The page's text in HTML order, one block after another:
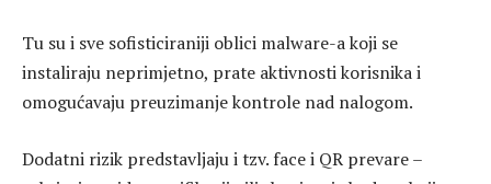
Tu su i sve sofisticiraniji oblici malware-a koji se
instaliraju neprimjetno, prate aktivnosti korisnika i
omogućavaju preuzimanje kontrole nad nalogom.
Dodatni rizik predstavljaju i tzv. face i QR prevare –